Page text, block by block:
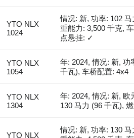
YTO NLX
1024
情况: 新, 功率: 102
重能力: 3,500 千克,
点悬挂: ✓
YTO NLX
1054
年: 2024, 情况: 新, 功
千瓦), 车桥配置: 4x4
YTO NLX
1304
年: 2024, 情况: 新, 欧
130 马力 (96 千瓦),
YTO NLX
情况: 新, 功率: 130